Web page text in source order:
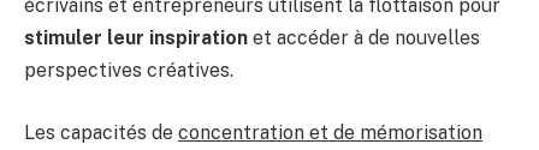
écrivains et entrepreneurs utilisent la flottaison pour
stimuler leur inspiration et accéder à de nouvelles
perspectives créatives.
Les capacités de concentration et de mémorisation